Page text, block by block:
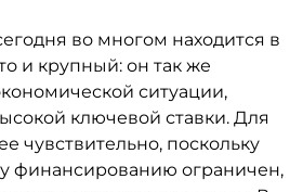
во многом находится в
и крупный: он так же
ситуации,
ключевой ставки. Для
чувствительно, поскольку
финансированию ограничен,